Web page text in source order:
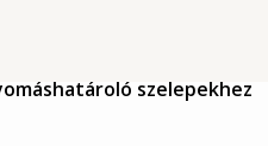
szelepekhez